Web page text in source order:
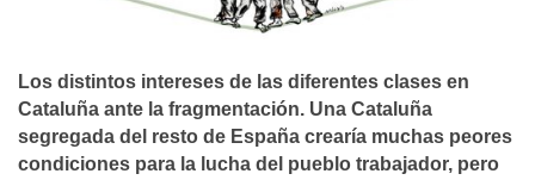
Los distintos intereses de las diferentes clases en
Cataluña ante la fragmentación. Una Cataluña
segregada del resto de España crearía muchas peores
condiciones para la lucha del pueblo trabajador, pero